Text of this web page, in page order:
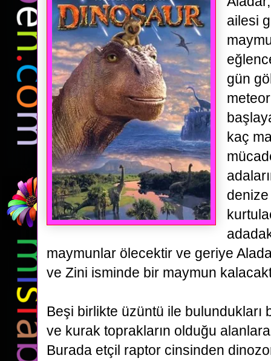
ailesi
gün
kaç
maymunlar ölecektir ve geriye
ve Zini isminde bir maymun
Beşi birlikte üzüntü ile bulundukları
ve kurak toprakların olduğu
Burada etçil raptor cinsinden